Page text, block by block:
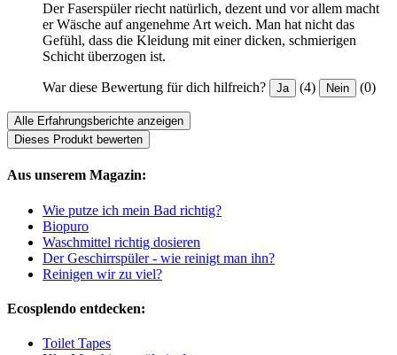
Der Faserspüler riecht natürlich, dezent und vor allem macht
er Wäsche auf angenehme Art weich. Man hat nicht das
Gefühl, dass die Kleidung mit einer dicken, schmierigen
Schicht überzogen ist.
War diese Bewertung für dich hilfreich? Ja (4) Nein (0)
Alle Erfahrungsberichte anzeigen
Dieses Produkt bewerten
Aus unserem Magazin:
Wie putze ich mein Bad richtig?
Biopuro
Waschmittel richtig dosieren
Der Geschirrspüler - wie reinigt man ihn?
Reinigen wir zu viel?
Ecosplendo entdecken:
Toilet Tapes